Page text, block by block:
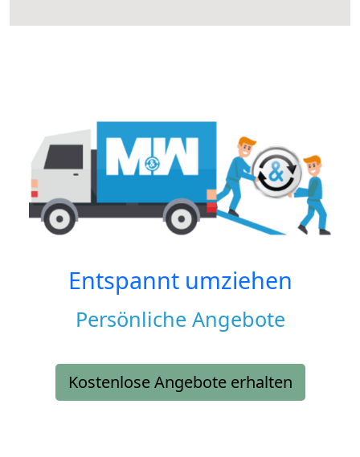
Entspannt umziehen
Persönliche Angebote
Kostenlose Angebote erhalten